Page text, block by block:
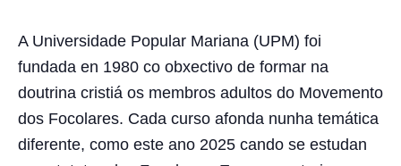
A Universidade Popular Mariana (UPM) foi
fundada en 1980 co obxectivo de formar na
doutrina cristiá os membros adultos do Movemento
dos Focolares. Cada curso afonda nunha temática
diferente, como este ano 2025 cando se estudan